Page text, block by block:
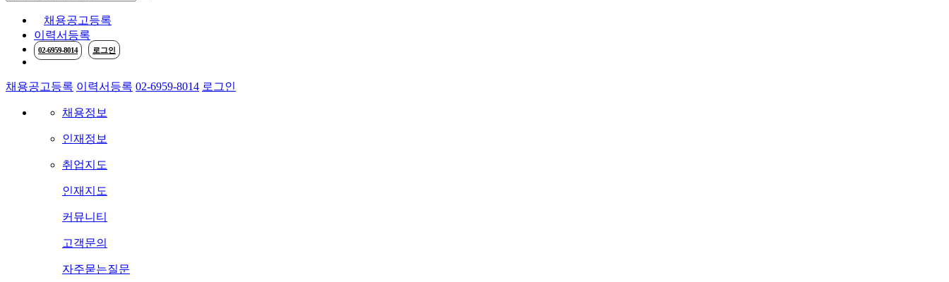
채용공고등록
이력서등록
02-6959-8014 로그인
채용공고등록 이력서등록 02-6959-8014 로그인
채용정보
인재정보
취업지도
인재지도
커뮤니티
고객문의
자주묻는질문